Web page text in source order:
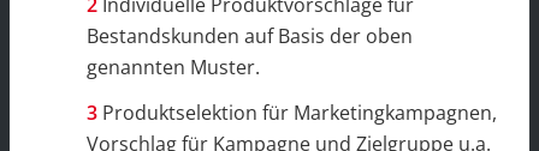
Bestandskunden auf Basis der oben
genannten Muster.
Produktselektion für Marketingkampagnen,
Vorschlag für Kampagne und Zielgruppe u.a.